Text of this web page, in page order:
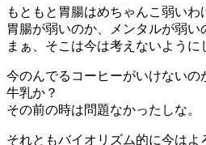
もともと胃腸はめちゃんこ弱いわ
胃腸が弱いのか、メンタルが弱い
まぁ、そこは今は考えないように
今のんでるコーヒーがいけないの
牛乳か？
その前の時は問題なかったしな。
それともバイオリズム的に今はよ